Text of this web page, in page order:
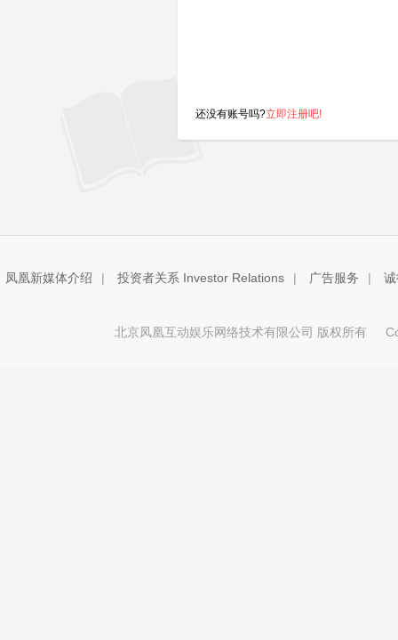
还没有账号吗?立即注册吧!
凤凰新媒体介绍 | 投资者关系 Investor Relations | 广告服务 |
北京凤凰互动娱乐网络技术有限公司 版权所有